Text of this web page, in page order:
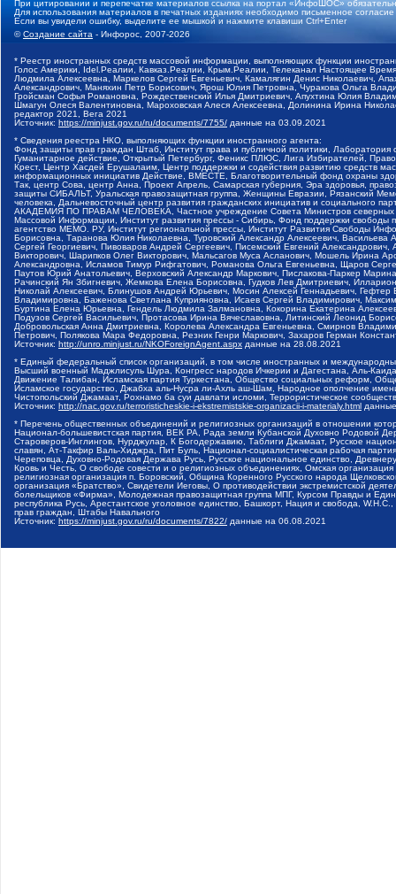
При цитировании и перепечатке материалов ссылка на портал «ИнфоШОС»
Для использования материалов в печатных изданиях необходимо письменное
Если вы увидели ошибку, выделите ее мышкой и нажмите клавиши Ctrl+Enter
©Создание сайта - Инфорос, 2007-2026
* Реестр иностранных средств массовой информации, выполняющих функции
Голос Америки, Idel.Реалии, Кавказ.Реалии, Крым.Реалии, Телеканал Настоящее
Людмила Алексеевна, Маркелов Сергей Евгеньевич, Камалягин Денис Николаевич,
Александрович, Маняхин Петр Борисович, Ярош Юлия Петровна, Чуракова Ольга
Гройсман Софья Романовна, Рождественский Илья Дмитриевич, Апухтина Юлия
Шмагун Олеся Валентиновна, Мароховская Алеся Алексеевна, Долинина Ирина
редактор 2021, Вега 2021
Источник: https://minjust.gov.ru/ru/documents/7755/ данные на 03.09.2021
* Сведения реестра НКО, выполняющих функции иностранного агента:
Фонд защиты прав граждан Штаб, Институт права и публичной политики,
Гуманитарное действие, Открытый Петербург, Феникс ПЛЮС, Лига Избирателей,
Крест, Центр Хасдей Ерушалаим, Центр поддержки и содействия развитию средств
информационных инициатив Действие, ВМЕСТЕ, Благотворительный фонд охраны
Так, центр Сова, центр Анна, Проект Апрель, Самарская губерния, Эра здоровья,
защиты СИБАЛЬТ, Уральская правозащитная группа, Женщины Евразии, Рязанский
человека, Дальневосточный центр развития гражданских инициатив и социального
АКАДЕМИЯ ПО ПРАВАМ ЧЕЛОВЕКА, Частное учреждение Совета Министров северных
Массовой Информации, Институт развития прессы - Сибирь, Фонд поддержки
агентство МЕМО. РУ, Институт региональной прессы, Институт Развития Свободы
Борисовна, Таранова Юлия Николаевна, Туровский Александр Алексеевич,
Сергей Георгиевич, Пивоваров Андрей Сергеевич, Писемский Евгений
Викторович, Шарипков Олег Викторович, Мальсагов Муса Асланович, Мошель Ирина
Александровна, Исламов Тимур Рифгатович, Романова Ольга Евгеньевна, Щаров
Паутов Юрий Анатольевич, Верховский Александр Маркович, Пислакова-Паркер
Рачинский Ян Збигневич, Жемкова Елена Борисовна, Гудков Лев Дмитриевич,
Николай Алексеевич, Блинушов Андрей Юрьевич, Мосин Алексей Геннадьевич,
Владимировна, Баженова Светлана Куприяновна, Исаев Сергей Владимирович,
Буртина Елена Юрьевна, Гендель Людмила Залмановна, Кокорина Екатерина
Подузов Сергей Васильевич, Протасова Ирина Вячеславовна, Литинский Леонид
Добровольская Анна Дмитриевна, Королева Александра Евгеньевна, Смирнов
Петрович, Полякова Мара Федоровна, Резник Генри Маркович, Захаров Герман
Источник: http://unro.minjust.ru/NKOForeignAgent.aspx данные на 28.08.2021
* Единый федеральный список организаций, в том числе иностранных и
Высший военный Маджлисуль Шура, Конгресс народов Ичкерии и Дагестана, Аль-
Движение Талибан, Исламская партия Туркестана, Общество социальных реформ,
Исламское государство, Джабха аль-Нусра ли-Ахль аш-Шам, Народное ополчение
Чистопольский Джамаат, Рохнамо ба суи давлати исломи, Террористическое
Источник: http://nac.gov.ru/terroristicheskie-i-ekstremistskie-organizacii-i-materialy.html
* Перечень общественных объединений и религиозных организаций в отношении
Национал-большевистская партия, ВЕК РА, Рада земли Кубанской Духовно Родовой
Староверов-Инглингов, Нурджулар, К Богодержавию, Таблиги Джамаат, Русское
славян, Ат-Такфир Валь-Хиджра, Пит Буль, Национал-социалистическая рабочая
Череповца, Духовно-Родовая Держава Русь, Русское национальное единство,
Кровь и Честь, О свободе совести и о религиозных объединениях, Омская
религиозная организация п. Боровский, Община Коренного Русского народа
организация «Братство», Свидетели Иеговы, О противодействии экстремистской
болельщиков «Фирма», Молодежная правозащитная группа МПГ, Курсом Правды и
республика Русь, Арестантское уголовное единство, Башкорт, Нация и свобода,
прав граждан, Штабы Навального
Источник: https://minjust.gov.ru/ru/documents/7822/ данные на 06.08.2021